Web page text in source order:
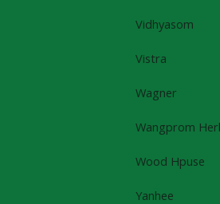
Vidhyasom
Vistra
Wagner
Wangprom
Wood Hpuse
Yanhee